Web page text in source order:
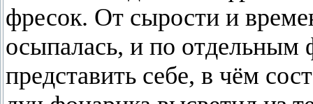
фресок. От сырости и
осыпалась, и по отдельным
представить себе, в чём